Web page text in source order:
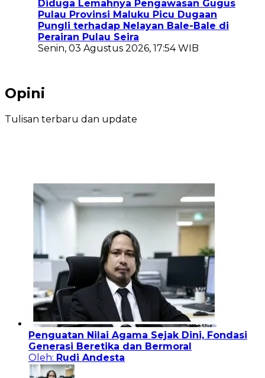
Diduga Lemahnya Pengawasan Gugus
Pulau Provinsi Maluku Picu Dugaan
Pungli terhadap Nelayan Bale-Bale di
Perairan Pulau Seira
Senin, 03 Agustus 2026, 17:54 WIB
Opini
Tulisan terbaru dan update
Penguatan Nilai Agama Sejak Dini, Fondasi
Generasi Beretika dan Bermoral
Oleh: Rudi Andesta